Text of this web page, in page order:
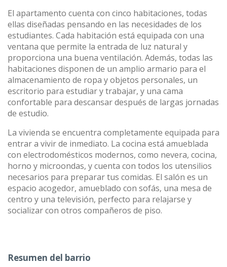
El apartamento cuenta con cinco habitaciones, todas
ellas diseñadas pensando en las necesidades de los
estudiantes. Cada habitación está equipada con una
ventana que permite la entrada de luz natural y
proporciona una buena ventilación. Además, todas las
habitaciones disponen de un amplio armario para el
almacenamiento de ropa y objetos personales, un
escritorio para estudiar y trabajar, y una cama
confortable para descansar después de largas jornadas
de estudio.
La vivienda se encuentra completamente equipada para
entrar a vivir de inmediato. La cocina está amueblada
con electrodomésticos modernos, como nevera, cocina,
horno y microondas, y cuenta con todos los utensilios
necesarios para preparar tus comidas. El salón es un
espacio acogedor, amueblado con sofás, una mesa de
centro y una televisión, perfecto para relajarse y
socializar con otros compañeros de piso.
Resumen del barrio